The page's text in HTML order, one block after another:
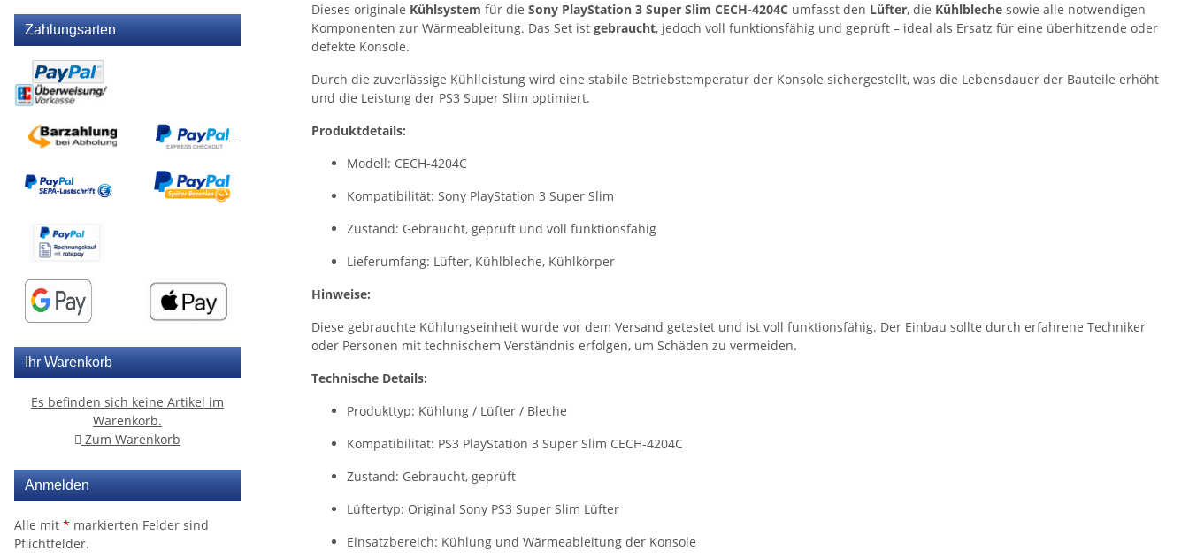
Dieses originale Kühlsystem für die Sony PlayStation 3 Super Slim CECH-4204C umfasst den Lüfter, die Kühlbleche sowie alle notwendigen
Komponenten zur Wärmeableitung. Das Set ist gebraucht, jedoch voll funktionsfähig und geprüft – ideal als Ersatz für eine überhitzende oder
defekte Konsole.
Durch die zuverlässige Kühlleistung wird eine stabile Betriebstemperatur der Konsole sichergestellt, was die Lebensdauer der Bauteile erhöht
und die Leistung der PS3 Super Slim optimiert.
Produktdetails:
Modell: CECH-4204C
Kompatibilität: Sony PlayStation 3 Super Slim
Zustand: Gebraucht, geprüft und voll funktionsfähig
Lieferumfang: Lüfter, Kühlbleche, Kühlkörper
Hinweise:
Diese gebrauchte Kühlungseinheit wurde vor dem Versand getestet und ist voll funktionsfähig. Der Einbau sollte durch erfahrene Techniker
oder Personen mit technischem Verständnis erfolgen, um Schäden zu vermeiden.
Technische Details:
Produkttyp: Kühlung / Lüfter / Bleche
Kompatibilität: PS3 PlayStation 3 Super Slim CECH-4204C
Zustand: Gebraucht, geprüft
Lüftertyp: Original Sony PS3 Super Slim Lüfter
Einsatzbereich: Kühlung und Wärmeableitung der Konsole
Zahlungsarten
Ihr Warenkorb
Es befinden sich keine Artikel im
Warenkorb.
Zum Warenkorb
Anmelden
Alle mit * markierten Felder sind
Pflichtfelder.